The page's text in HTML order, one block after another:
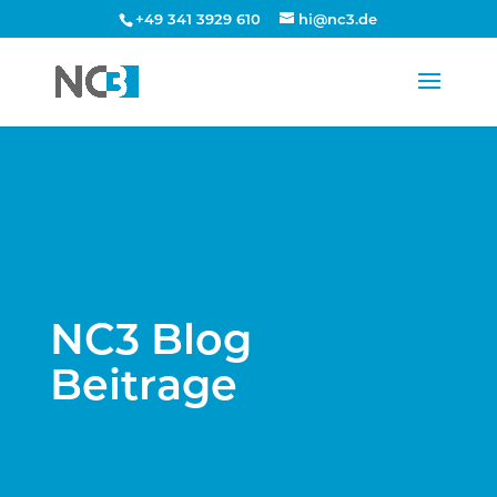
+49 341 3929 610 hi@nc3.de
NC3 Blog
Beitrage